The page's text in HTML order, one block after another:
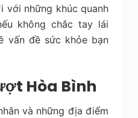
với những khúc quanh
không chắc tay lái
vấn đề sức khỏe bạn
Hòa Bình
và những địa điểm